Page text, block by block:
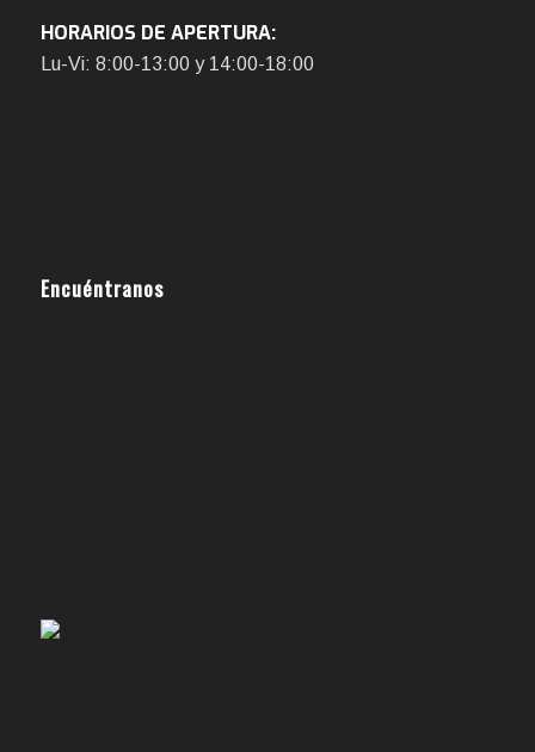
HORARIOS DE APERTURA:
Lu-Vi: 8:00-13:00 y 14:00-18:00
Encuéntranos